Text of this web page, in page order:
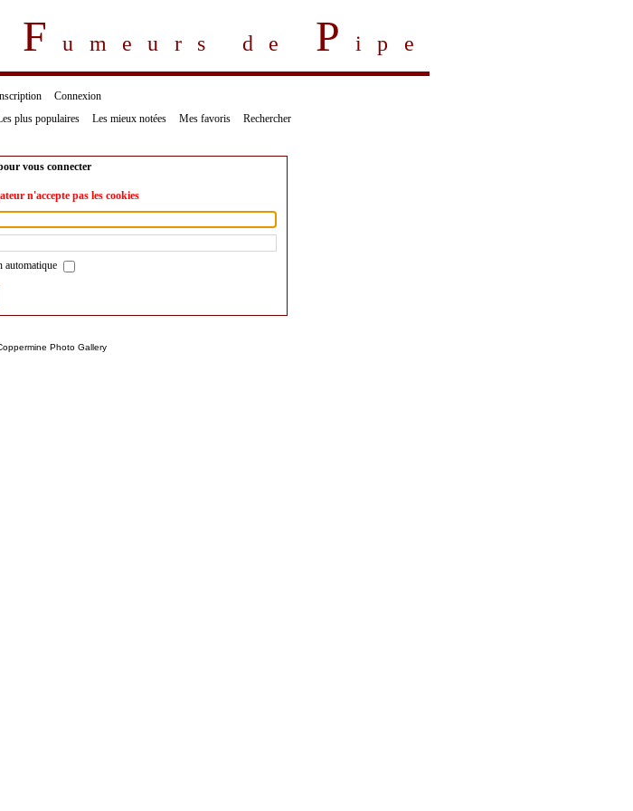
Fumeurs de P ipe
Connexion
plus populaires Les mieux notées Mes favoris Rechercher
vous connecter
n'accepte pas les cookies
automatique
Photo Gallery